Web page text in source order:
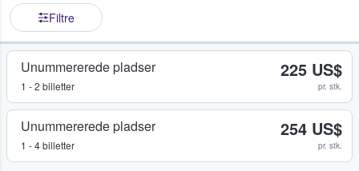
Filtre
Unummererede pladser
1 - 2 billetter
225 US$
pr. stk.
Unummererede pladser
1 - 4 billetter
254 US$
pr. stk.